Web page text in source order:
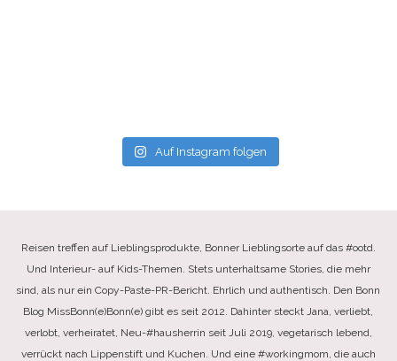
Auf Instagram folgen
Reisen treffen auf Lieblingsprodukte, Bonner Lieblingsorte auf das #ootd.
Und Interieur- auf Kids-Themen. Stets unterhaltsame Stories, die mehr
sind, als nur ein Copy-Paste-PR-Bericht. Ehrlich und authentisch. Den Bonn
Blog MissBonn(e)Bonn(e) gibt es seit 2012. Dahinter steckt Jana, verliebt,
verlobt, verheiratet, Neu-#hausherrin seit Juli 2019, vegetarisch lebend,
verrückt nach Lippenstift und Kuchen. Und eine #workingmom, die auch